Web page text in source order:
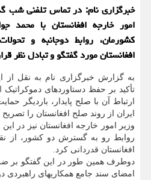
خبرگزاری نام: در تماس تلفنی شب
امور خارجه افغانستان با محمد
کشورمان، روابط دوجانبه و
افغانستان مورد گفتگو و تبادل نظر
به گزارش خبرگزاری نام به نقل از
تأکید بر حفظ دستاوردهای دموکراتیک
ارتباط آن با صلح پایدار، باردیگر
ایران از روند صلح افغانستان را تصریح
وزیر امور خارجه افغانستان نیز در
روابط رو به گسترش دو کشور، از
افغانستان قدردانی کرد.
دوطرف همین طور در این گفتگو بر
امضای سند جامع همکاریهای راهبردی